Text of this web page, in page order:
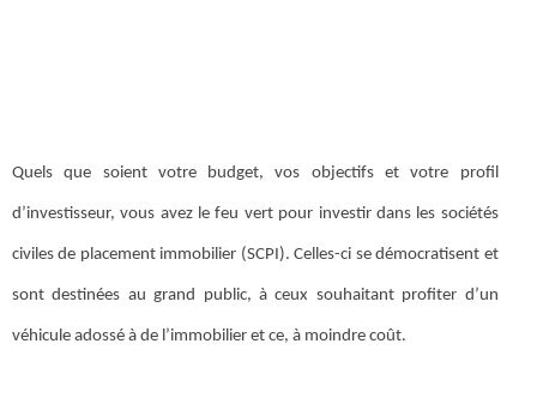
Quels que soient votre budget, vos objectifs et votre profil
d’investisseur, vous avez le feu vert pour investir dans les sociétés
civiles de placement immobilier (SCPI). Celles-ci se démocratisent et
sont destinées au grand public, à ceux souhaitant profiter d’un
véhicule adossé à de l’immobilier et ce, à moindre coût.